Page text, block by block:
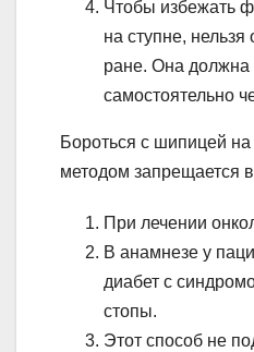
Чтобы избежать
на ступне, нельзя
ране. Она должна
самостоятельно
Бороться с шипицей
методом запрещается
При лечении
В анамнезе у
диабет с
стопы.
Этот способ не